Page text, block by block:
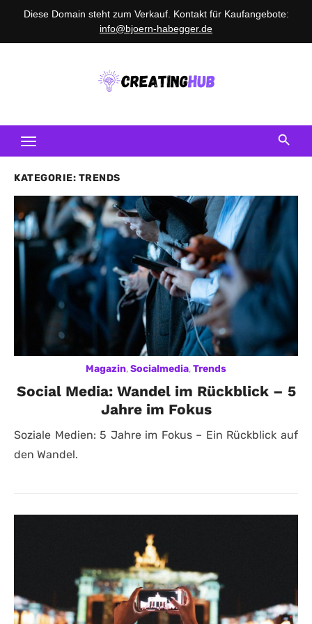
Diese Domain steht zum Verkauf. Kontakt für Kaufangebote:
info@bjoern-habegger.de
KATEGORIE: TRENDS
Magazin,Socialmedia,Trends
Social Media: Wandel im Rückblick – 5
Jahre im Fokus
Soziale Medien: 5 Jahre im Fokus – Ein Rückblick auf
den Wandel.